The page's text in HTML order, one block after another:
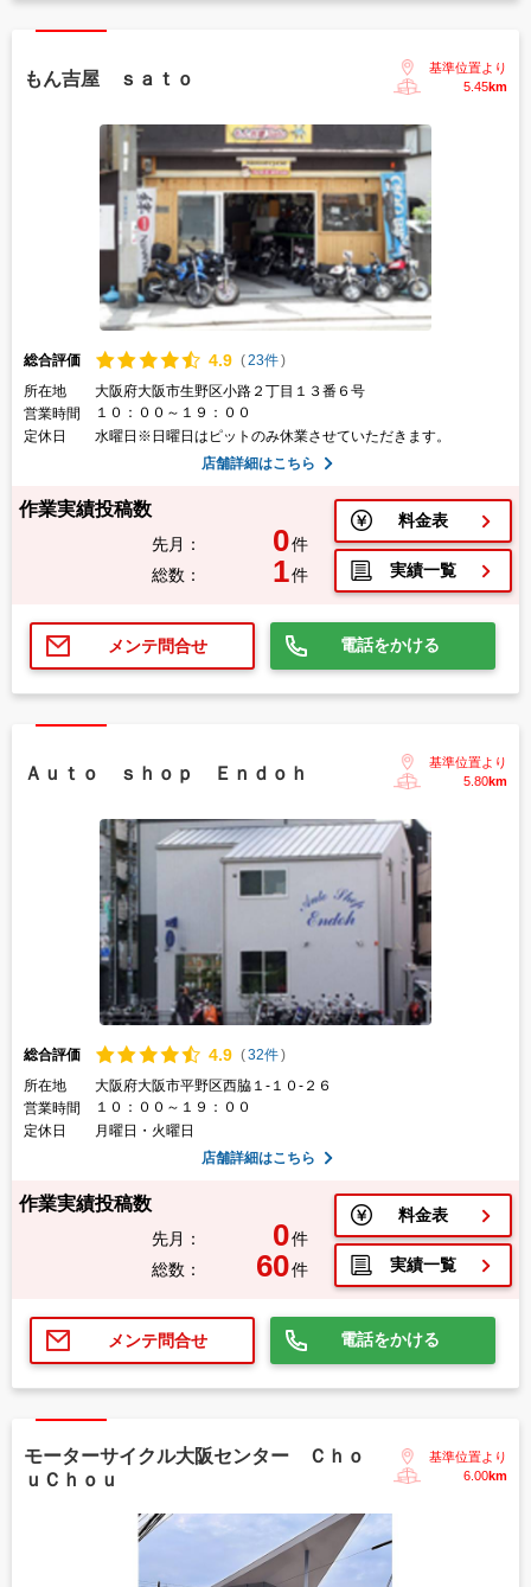
もん吉屋 ｓａｔｏ
基準位置より
5.45km
総合評価 4.9 (23件)
所在地
大阪府大阪市生野区小路２丁目１３番６号
営業時間
１０：００～１９：００
定休日
水曜日※日曜日はピットのみ休業させていただきます。
店舗詳細はこちら
作業実績投稿数
先月： 0件
総数：
1件
料金表
実績一覧
メンテ問合せ 電話をかける
Ａｕｔｏ ｓｈｏｐ Ｅｎｄｏｈ
基準位置より
5.80km
総合評価 4.9 (32件)
所在地
大阪府大阪市平野区西脇１-１０-２６
営業時間
１０：００～１９：００
定休日
月曜日・火曜日
店舗詳細はこちら
作業実績投稿数
先月： 0件
総数：
60件
料金表
実績一覧
メンテ問合せ 電話をかける
モーターサイクル大阪センター Ｃｈｏ
ｕＣｈｏｕ
基準位置より
6.00km